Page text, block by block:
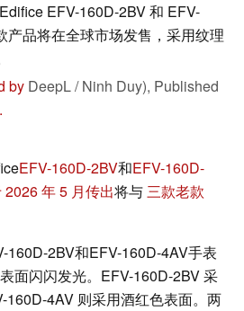
EFV-160D-2BV 和 EFV-
产品将在全球市场发售，采用纹理
by DeepL / Ninh Duy), Published
EFV-160D-2BV和EFV-160D-
2026 年 5 月传出将与三款老款
160D-2BV和EFV-160D-4AV手表
面闪闪发光。EFV-160D-2BV 采
160D-4AV 则采用酒红色表面。两